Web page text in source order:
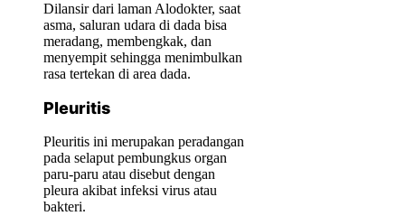
Dilansir dari laman Alodokter, saat
asma, saluran udara di dada bisa
meradang, membengkak, dan
menyempit sehingga menimbulkan
rasa tertekan di area dada.
Pleuritis
Pleuritis ini merupakan peradangan
pada selaput pembungkus organ
paru-paru atau disebut dengan
pleura akibat infeksi virus atau
bakteri.